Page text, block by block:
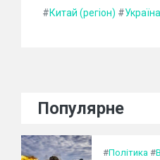
#Китай (регіон) #Україна
Популярне
#Політика #